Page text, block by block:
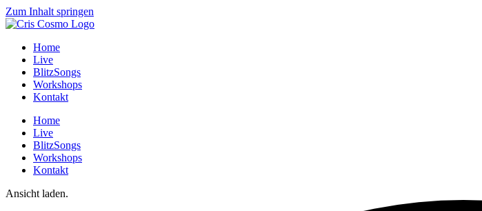
Zum Inhalt springen
Home
Live
BlitzSongs
Workshops
Kontakt
Home
Live
BlitzSongs
Workshops
Kontakt
Ansicht laden.